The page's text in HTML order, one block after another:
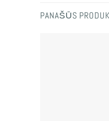
PANAŠŪS